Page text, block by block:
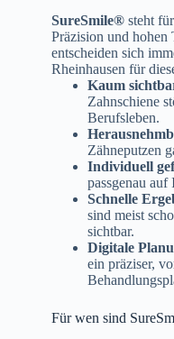
SureSmile®steht
Präzision und hohen
entscheiden sich
Rheinhausen für
Kaum
Zahnschiene
Berufsleben.
Zähneputzen
Individuell
passgenau
Schnelle
sind meist
sichtbar.
Digitale
ein präziser,
Für wen sind